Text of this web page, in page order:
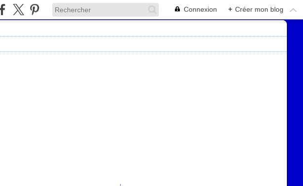
Connexion + Créer mon blog